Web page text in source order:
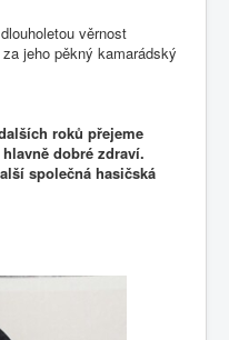
věrnost
jeho pěkný kamarádský
roků přejeme
dobré zdraví.
společná hasičská